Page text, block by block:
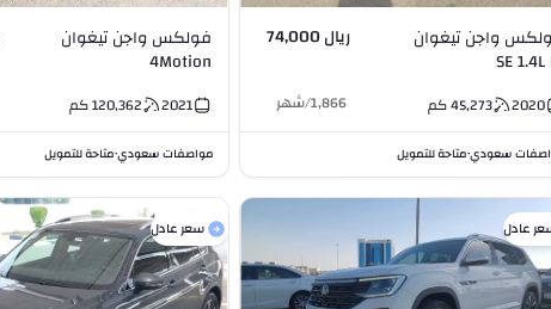
واجن تيغوان
SE
ريال 74,000
2020
45,273كم 1,866
/شهر
سعودي•متاحة للتمويل
فولكس واجن تيغوان
4Motion
2021
120,362كم
مواصفات سعودي•متاحة للتمويل
عادل سعر عادل